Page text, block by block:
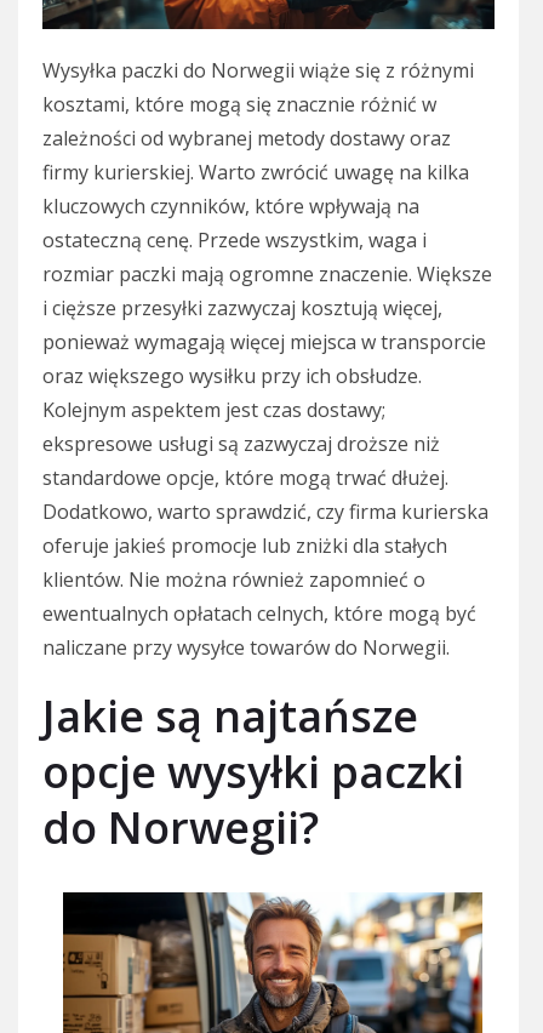
Wysyłka paczki do Norwegii wiąże się z różnymi
kosztami, które mogą się znacznie różnić w
zależności od wybranej metody dostawy oraz
firmy kurierskiej. Warto zwrócić uwagę na kilka
kluczowych czynników, które wpływają na
ostateczną cenę. Przede wszystkim, waga i
rozmiar paczki mają ogromne znaczenie. Większe
i cięższe przesyłki zazwyczaj kosztują więcej,
ponieważ wymagają więcej miejsca w transporcie
oraz większego wysiłku przy ich obsłudze.
Kolejnym aspektem jest czas dostawy;
ekspresowe usługi są zazwyczaj droższe niż
standardowe opcje, które mogą trwać dłużej.
Dodatkowo, warto sprawdzić, czy firma kurierska
oferuje jakieś promocje lub zniżki dla stałych
klientów. Nie można również zapomnieć o
ewentualnych opłatach celnych, które mogą być
naliczane przy wysyłce towarów do Norwegii.
Jakie są najtańsze
opcje wysyłki paczki
do Norwegii?